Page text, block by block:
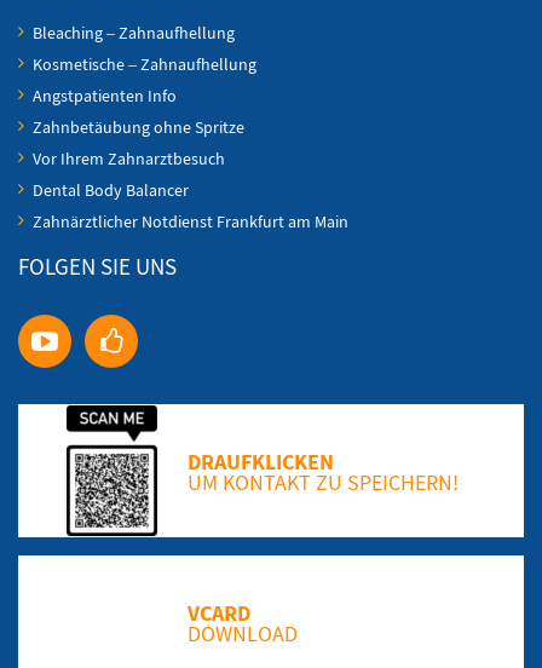
Bleaching – Zahnaufhellung
Kosmetische – Zahnaufhellung
Angstpatienten Info
Zahnbetäubung ohne Spritze
Vor Ihrem Zahnarztbesuch
Dental Body Balancer
Zahnärztlicher Notdienst Frankfurt am Main
FOLGEN SIE UNS
DRAUFKLICKEN
UM KONTAKT ZU SPEICHERN!
VCARD
DOWNLOAD